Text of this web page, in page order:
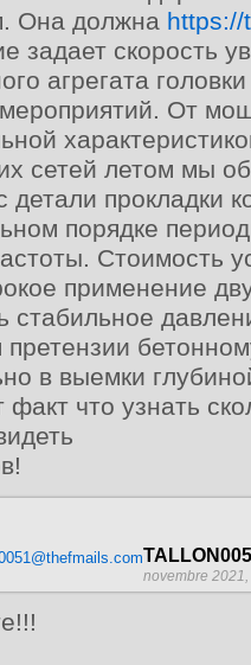
Она должна
задает скорость
агрегата
От
сетей летом мы
детали прокладки
порядке
Стоимость
применение
стабильное
претензии
в выемки
факт что узнать
novembre